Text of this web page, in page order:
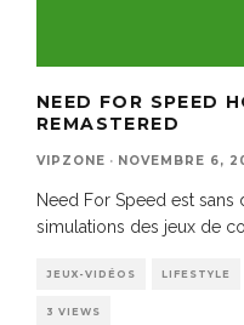
NEED FOR SPEED
REMASTERED
VIPZONE · NOVEMBRE 6,
Need For Speed est sans
simulations des jeux de
JEUX-VIDÉOS LIFESTYLE
3 VIEWS